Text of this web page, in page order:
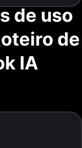
de uso
de
IA